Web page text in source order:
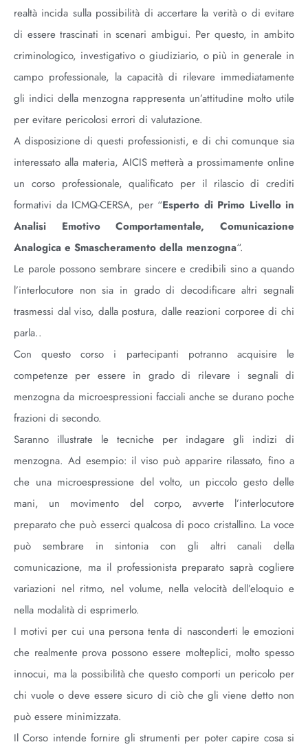
realtà incida sulla possibilità di accertare la verità o di evitare
di essere trascinati in scenari ambigui. Per questo, in ambito
criminologico, investigativo o giudiziario, o più in generale in
campo professionale, la capacità di rilevare immediatamente
gli indici della menzogna rappresenta un’attitudine molto utile
per evitare pericolosi errori di valutazione.
A disposizione di questi professionisti, e di chi comunque sia
interessato alla materia, AICIS metterà a prossimamente online
un corso professionale, qualificato per il rilascio di crediti
formativi da ICMQ-CERSA, per “Esperto di Primo Livello in
Analisi Emotivo Comportamentale, Comunicazione
Analogica e Smascheramento della menzogna“.
Le parole possono sembrare sincere e credibili sino a quando
l’interlocutore non sia in grado di decodificare altri segnali
trasmessi dal viso, dalla postura, dalle reazioni corporee di chi
parla..
Con questo corso i partecipanti potranno acquisire le
competenze per essere in grado di rilevare i segnali di
menzogna da microespressioni facciali anche se durano poche
frazioni di secondo.
Saranno illustrate le tecniche per indagare gli indizi di
menzogna. Ad esempio: il viso può apparire rilassato, fino a
che una microespressione del volto, un piccolo gesto delle
mani, un movimento del corpo, avverte l’interlocutore
preparato che può esserci qualcosa di poco cristallino. La voce
può sembrare in sintonia con gli altri canali della
comunicazione, ma il professionista preparato saprà cogliere
variazioni nel ritmo, nel volume, nella velocità dell’eloquio e
nella modalità di esprimerlo.
I motivi per cui una persona tenta di nasconderti le emozioni
che realmente prova possono essere molteplici, molto spesso
innocui, ma la possibilità che questo comporti un pericolo per
chi vuole o deve essere sicuro di ciò che gli viene detto non
può essere minimizzata.
Il Corso intende fornire gli strumenti per poter capire cosa si